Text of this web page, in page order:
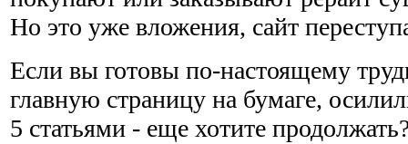
Но это уже вложения, сайт
Если вы готовы по-настоящему
главную страницу на бумаге,
5 статьями - еще хотите